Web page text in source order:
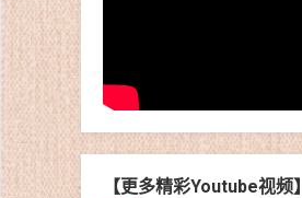
【更多精彩Youtube视频】